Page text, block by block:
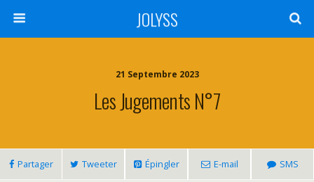
JOLYSS
21 Septembre 2023
Les Jugements N°7
Partager Tweeter Épingler E-mail SMS